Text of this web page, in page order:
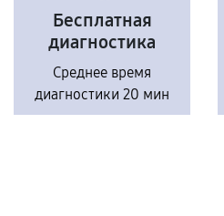
Бесплатная
диагностика
Среднее время
диагностики 20 мин